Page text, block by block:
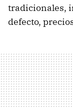
tradicionales,
defecto,